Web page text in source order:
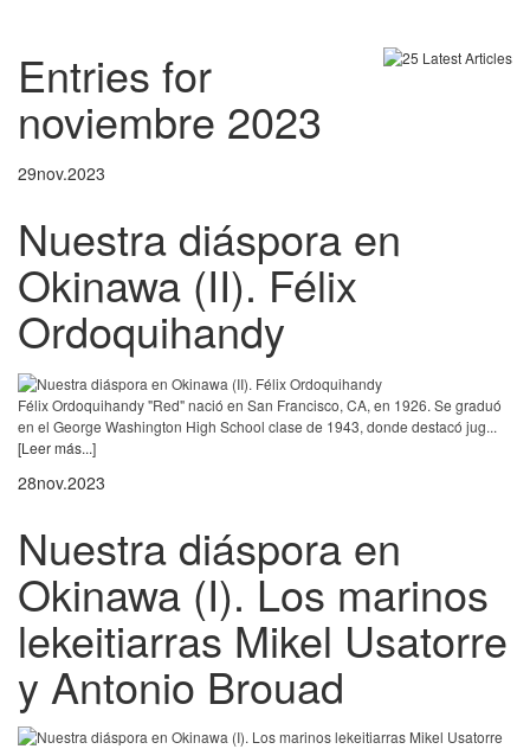
Entries for
noviembre 2023
29nov.2023
Nuestra diáspora en
Okinawa (II). Félix
Ordoquihandy
Félix Ordoquihandy "Red" nació en San Francisco, CA, en 1926. Se graduó
en el George Washington High School clase de 1943, donde destacó jug...
[Leer más...]
28nov.2023
Nuestra diáspora en
Okinawa (I). Los marinos
lekeitiarras Mikel Usatorre
y Antonio Brouad